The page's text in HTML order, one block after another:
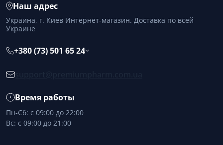
Наш адрес
Украина, г. Киев Интернет-магазин. Доставка по всей
Украине
+380 (73) 501 65 24
Время работы
Пн-Сб: с 09:00 до 22:00
Вс: с 09:00 до 21:00